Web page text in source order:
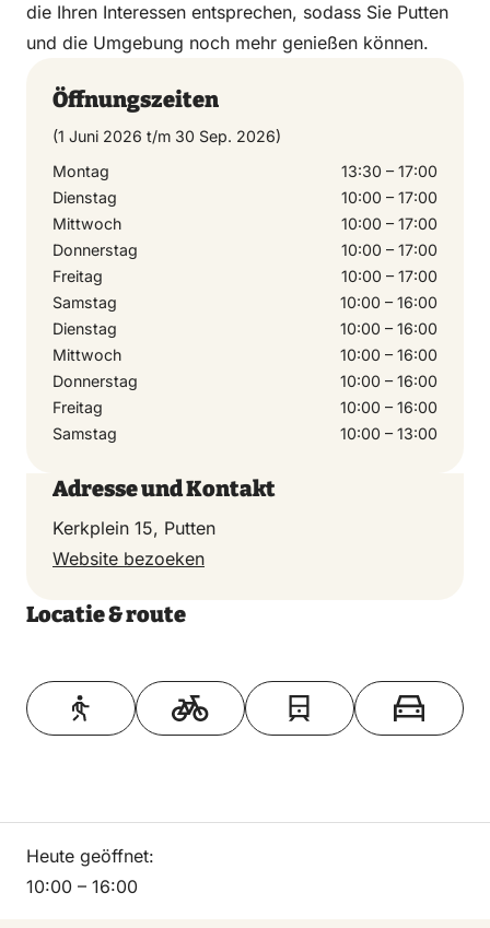
die Ihren Interessen entsprechen, sodass Sie Putten
und die Umgebung noch mehr genießen können.
Öffnungszeiten
(1 Juni 2026 t/m 30 Sep. 2026)
Montag
13:30 – 17:00
Dienstag
10:00 – 17:00
Mittwoch
10:00 – 17:00
Donnerstag
10:00 – 17:00
Freitag
10:00 – 17:00
Samstag
10:00 – 16:00
Dienstag
10:00 – 16:00
Mittwoch
10:00 – 16:00
Donnerstag
10:00 – 16:00
Freitag
10:00 – 16:00
Samstag
10:00 – 13:00
Adresse und Kontakt
Kerkplein 15, Putten
Website bezoeken
Locatie & route
Toon op kaart
Heute geöffnet:
10:00 – 16:00